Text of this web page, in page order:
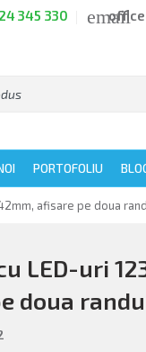
345 330 email
PORTOFOLIU
afisare pe doua
LED-uri
doua